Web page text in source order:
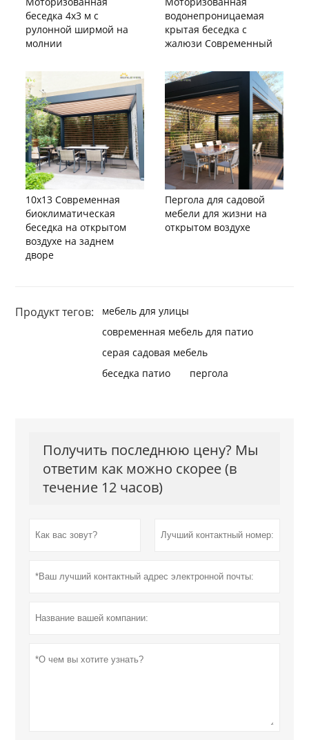
беседка 4х3 м с
рулонной ширмой на
молнии
водонепроницаемая
крытая беседка с
жалюзи Современный
10x13 Современная
биоклиматическая
беседка на открытом
воздухе на заднем
дворе
Пергола для садовой
мебели для жизни на
открытом воздухе
Продукт тегов:
мебель для улицы
современная мебель для патио
серая садовая мебель
беседка патио
пергола
Получить последнюю цену? Мы
ответим как можно скорее (в
течение 12 часов)